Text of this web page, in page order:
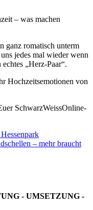
– was machen
ganz romatisch unterm
jedes mal wieder wenn
„Herz-Paar“.
Hochzeitsemotionen von
SchwarzWeissOnline-
– mehr braucht
- UMSETZUNG -